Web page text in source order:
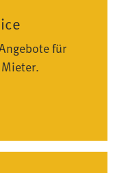
für